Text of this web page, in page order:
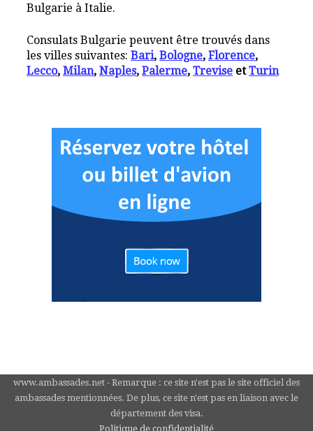
Bulgarie à Italie.
Consulats Bulgarie peuvent être trouvés dans
les villes suivantes:Bari,Bologne,Florence,
Lecco,Milan,Naples,Palerme,Trevise etTurin
www.ambassades.net - Remarque : ce site n'est pas le site officiel des
ambassades mentionnées. De plus, ce site n'est pas en liaison avec le
département des visa.
Politique de confidentialité